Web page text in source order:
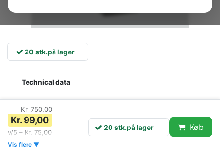
20 stk.på lager
Technical data
Number of
conductors
Kr. 750,00
Kr. 99,00
v/5 – Kr. 75,00
Vis flere ▼
20 stk.på lager Køb